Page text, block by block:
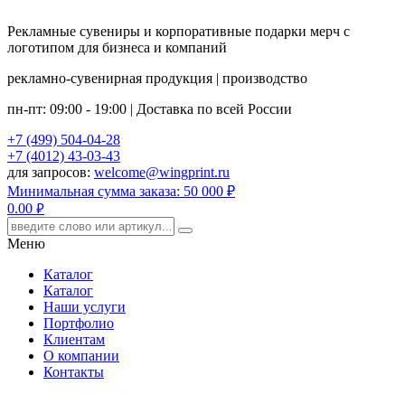
Рекламные сувениры и корпоративные подарки мерч с
логотипом для бизнеса и компаний
рекламно-сувенирная продукция | производство
пн-пт: 09:00 - 19:00 | Доставка по всей России
+7 (499) 504-04-28
+7 (4012) 43-03-43
для запросов: welcome@wingprint.ru
Минимальная сумма заказа: 50 000 ₽
0.00 руб.
Меню
Каталог
Каталог
Наши услуги
Портфолио
Клиентам
О компании
Контакты